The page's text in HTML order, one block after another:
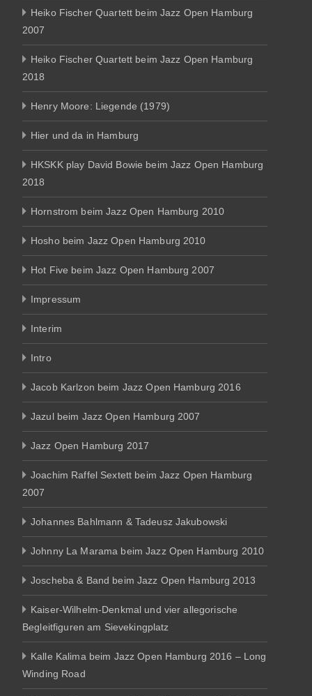
Heiko Fischer Quartett beim Jazz Open Hamburg
2007
Heiko Fischer Quartett beim Jazz Open Hamburg
2018
Henry Moore: Liegende (1979)
Hier und da in Hamburg
HKSKK play David Bowie beim Jazz Open Hamburg
2018
Hornstrom beim Jazz Open Hamburg 2010
Hosho beim Jazz Open Hamburg 2010
Hot Five beim Jazz Open Hamburg 2007
Impressum
Interim
Intro
Jacob Karlzon beim Jazz Open Hamburg 2016
Jazul beim Jazz Open Hamburg 2007
Jazz Open Hamburg 2017
Joachim Raffel Sextett beim Jazz Open Hamburg
2007
Johannes Bahlmann & Tadeusz Jakubowski
Johnny La Marama beim Jazz Open Hamburg 2010
Joscheba & Band beim Jazz Open Hamburg 2013
Kaiser-Wilhelm-Denkmal und vier allegorische
Begleitfiguren am Sievekingplatz
Kalle Kalima beim Jazz Open Hamburg 2016 – Long
Winding Road